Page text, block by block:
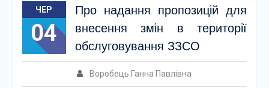
ЧЕР
04
Про надання пропозицій для
внесення змін в території
обслуговування ЗЗСО
Воробець Ганна Павлівна